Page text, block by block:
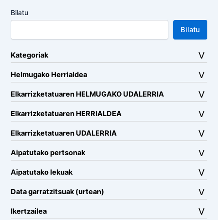
Bilatu
Bilatu
Kategoriak
Helmugako Herrialdea
Elkarrizketatuaren HELMUGAKO UDALERRIA
Elkarrizketatuaren HERRIALDEA
Elkarrizketatuaren UDALERRIA
Aipatutako pertsonak
Aipatutako lekuak
Data garratzitsuak (urtean)
Ikertzailea